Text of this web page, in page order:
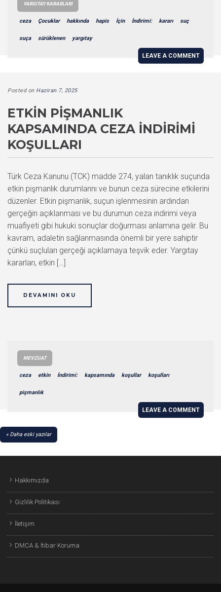
YARGITAY KARARLARI
ceza Çocuklar hakkında hapis İçin İndirimi: kararı suç
suça sürüklenen yargıtay
LEAVE A COMMENT
Posted on Haziran 7, 2025
ETKIN PIŞMANLIK
KAPSAMINDA CEZA İNDIRIMI
KOŞULLARI
Türk Ceza Kanunu (TCK) madde 274, yalan tanıklık suçunda
etkin pişmanlık durumlarını ve bunun ceza sürecine etkilerini
düzenler. Etkin pişmanlık, suçun işlenmesinin ardından
gerçeğin açıklanması ve bu durumun ceza indirimi veya
muafiyeti gibi hukuki sonuçlar doğurması anlamına gelir. Bu
kavram, adaletin sağlanmasında önemli bir yere sahiptir
çünkü suçluları gerçeği açıklamaya teşvik eder. Yargıtay
kararları, etkin […]
DEVAMINI OKU
MEVZUAT
ceza etkin İndirimi: kapsamında koşullar koşulları
pişmanlık
LEAVE A COMMENT
YAZI
Daha eski yazılar
Hakkımızda
Gizlilik Politikası
İletişim
DMCA & İtibar Koruma